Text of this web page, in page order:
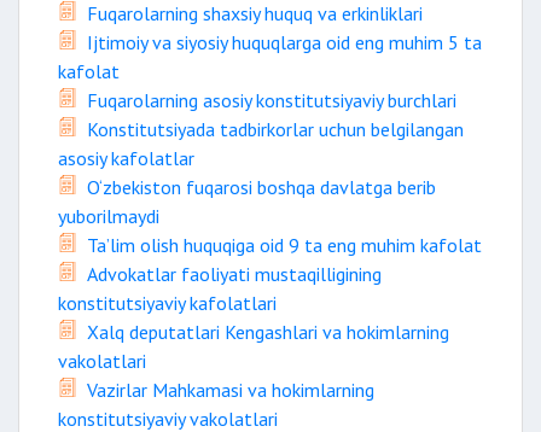
Fuqarolarning shaxsiy huquq va erkinliklari
Ijtimoiy va siyosiy huquqlarga oid eng muhim 5 ta
kafolat
Fuqarolarning asosiy konstitutsiyaviy burchlari
Konstitutsiyada tadbirkorlar uchun belgilangan
asosiy kafolatlar
O‘zbekiston fuqarosi boshqa davlatga berib
yuborilmaydi
Ta’lim olish huquqiga oid 9 ta eng muhim kafolat
Advokatlar faoliyati mustaqilligining
konstitutsiyaviy kafolatlari
Xalq deputatlari Kengashlari va hokimlarning
vakolatlari
Vazirlar Mahkamasi va hokimlarning
konstitutsiyaviy vakolatlari